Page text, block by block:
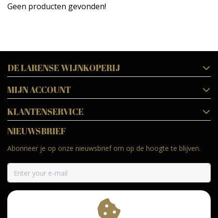
Geen producten gevonden!
DE LARENSE WIJNKOPERIJ
MIJN ACCOUNT
KLANTENSERVICE
NIEUWSBRIEF
Abonneer je op onze nieuwsbrief om op de hoogte te blijven.